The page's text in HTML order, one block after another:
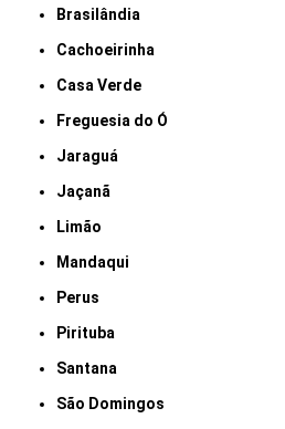
Brasilândia
Cachoeirinha
Casa Verde
Freguesia do Ó
Jaraguá
Jaçanã
Limão
Mandaqui
Perus
Pirituba
Santana
São Domingos